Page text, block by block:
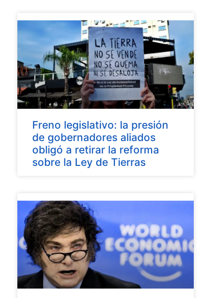
Freno legislativo: la presión
de gobernadores aliados
obligó a retirar la reforma
sobre la Ley de Tierras